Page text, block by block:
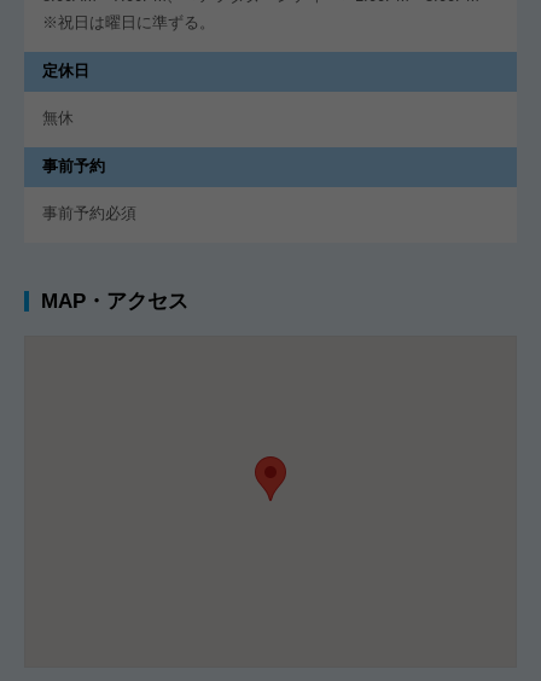
※祝日は曜日に準ずる。
定休日
無休
事前予約
事前予約必須
MAP・アクセス